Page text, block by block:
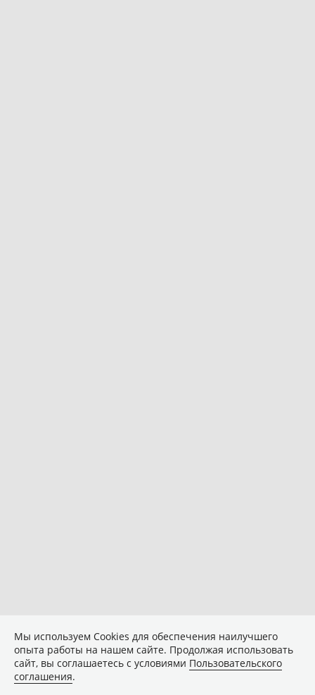
Мы используем Сookies для обеспечения наилучшего
опыта работы на нашем сайте. Продолжая использовать
сайт, вы соглашаетесь с условиями Пользовательского
соглашения.